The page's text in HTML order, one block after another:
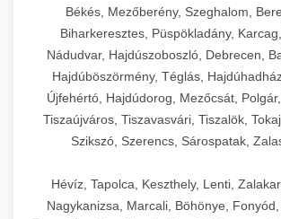
Békés, Mezőberény, Szeghalom,
Biharkeresztes, Püspökladány,
Nádudvar, Hajdúszoboszló, Debrecen,
Hajdúböszörmény, Téglás,
Újfehértó, Hajdúdorog, Mezőcsát,
Tiszaújváros, Tiszavasvári, Tiszalök,
Szikszó, Szerencs, Sárospatak,
Hévíz, Tapolca, Keszthely, Lenti,
Nagykanizsa, Marcali, Böhönye, Fonyód,